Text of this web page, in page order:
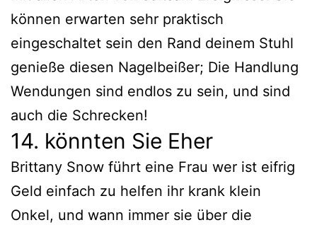
können erwarten sehr praktisch
eingeschaltet sein den Rand deinem Stuhl
genieße diesen Nagelbeißer; Die Handlung
Wendungen sind endlos zu sein, und sind
auch die Schrecken!
14. könnten Sie Eher
Brittany Snow führt eine Frau wer ist eifrig
Geld einfach zu helfen ihr krank klein
Onkel, und wann immer sie über die